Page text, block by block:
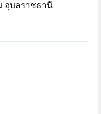
อุบลราชธานี